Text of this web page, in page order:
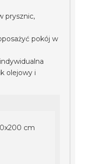
prysznic,
pokój w
olejowy i
cm